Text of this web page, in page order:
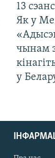
13
Як у
чынам
у